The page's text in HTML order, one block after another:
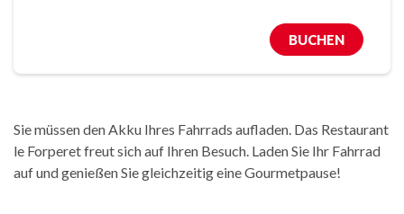
BUCHEN
Sie müssen den Akku Ihres Fahrrads aufladen. Das Restaurant
le Forperet freut sich auf Ihren Besuch. Laden Sie Ihr Fahrrad
auf und genießen Sie gleichzeitig eine Gourmetpause!